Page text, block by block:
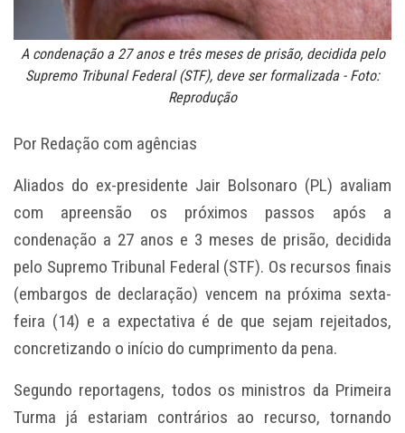
A condenação a 27 anos e três meses de prisão, decidida pelo
Supremo Tribunal Federal (STF), deve ser formalizada - Foto:
Reprodução
Por Redação com agências
Aliados do ex-presidente Jair Bolsonaro (PL) avaliam
com apreensão os próximos passos após a
condenação a 27 anos e 3 meses de prisão, decidida
pelo Supremo Tribunal Federal (STF). Os recursos finais
(embargos de declaração) vencem na próxima sexta-
feira (14) e a expectativa é de que sejam rejeitados,
concretizando o início do cumprimento da pena.
Segundo reportagens, todos os ministros da Primeira
Turma já estariam contrários ao recurso, tornando